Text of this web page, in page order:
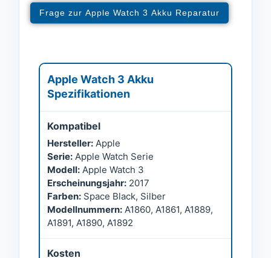
Frage zur Apple Watch 3 Akku Reparatur
Apple Watch 3 Akku
Spezifikationen
Kompatibel
Hersteller: Apple
Serie: Apple Watch Serie
Modell: Apple Watch 3
Erscheinungsjahr: 2017
Farben: Space Black, Silber
Modellnummern: A1860, A1861, A1889,
A1891, A1890, A1892
Kosten